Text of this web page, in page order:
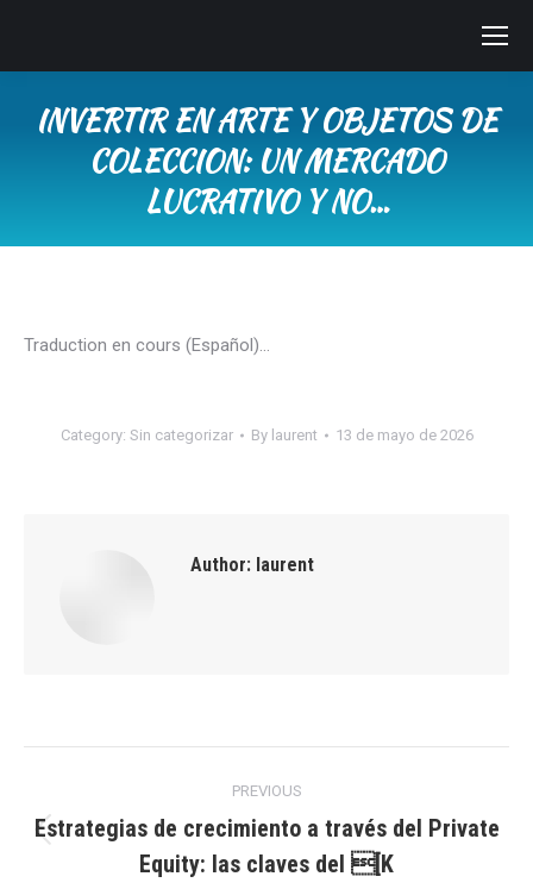
INVERTIR EN ARTE Y OBJETOS DE
COLECCION: UN MERCADO
LUCRATIVO Y NO…
Traduction en cours (Español)…
Category: Sin categorizar By laurent 13 de mayo de 2026
Author: laurent
navigation
PREVIOUS
post:
Estrategias de crecimiento a través del Private
Equity: las claves del [K